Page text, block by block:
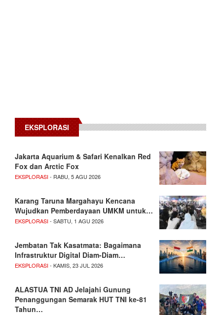
EKSPLORASI
Jakarta Aquarium & Safari Kenalkan Red
Fox dan Arctic Fox
EKSPLORASI- RABU, 5 AGU 2026
Karang Taruna Margahayu Kencana
Wujudkan Pemberdayaan UMKM untuk…
EKSPLORASI- SABTU, 1 AGU 2026
Jembatan Tak Kasatmata: Bagaimana
Infrastruktur Digital Diam-Diam…
EKSPLORASI- KAMIS, 23 JUL 2026
ALASTUA TNI AD Jelajahi Gunung
Penanggungan Semarak HUT TNI ke-81
Tahun…